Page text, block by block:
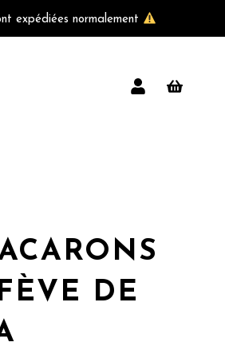
expédiées normalement
DE